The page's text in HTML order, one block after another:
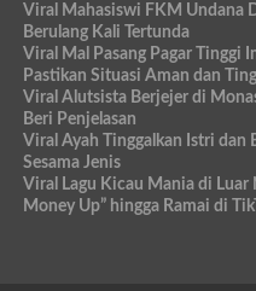
Viral Mahasiswi FKM Undana
Berulang Kali Tertunda
Viral Mal Pasang Pagar Tinggi
Pastikan Situasi Aman dan
Viral Alutsista Berjejer di
Beri Penjelasan
Viral Ayah Tinggalkan Istri dan
Sesama Jenis
Viral Lagu Kicau Mania di Luar
Money Up” hingga Ramai di